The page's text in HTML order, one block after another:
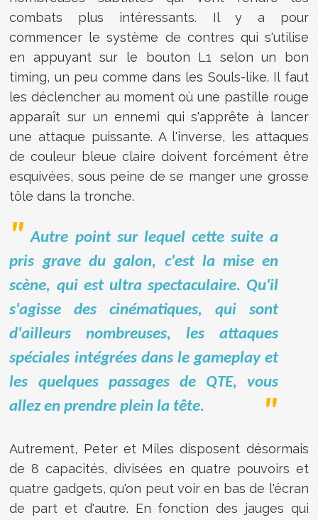
combats plus intéressants. Il y a pour
commencer le système de contres qui s'utilise
en appuyant sur le bouton L1 selon un bon
timing, un peu comme dans les Souls-like. Il faut
les déclencher au moment où une pastille rouge
apparaît sur un ennemi qui s'apprête à lancer
une attaque puissante. A l'inverse, les attaques
de couleur bleue claire doivent forcément être
esquivées, sous peine de se manger une grosse
tôle dans la tronche.
Autre point sur lequel cette suite a
pris grave du galon, c'est la mise en
scène, qui est ultra spectaculaire. Qu'il
s'agisse des cinématiques, qui sont
d'ailleurs nombreuses, les attaques
spéciales intégrées dans le gameplay et
les quelques passages de QTE, vous
allez en prendre plein la tête.
Autrement, Peter et Miles disposent désormais
de 8 capacités, divisées en quatre pouvoirs et
quatre gadgets, qu'on peut voir en bas de l'écran
de part et d'autre. En fonction des jauges qui